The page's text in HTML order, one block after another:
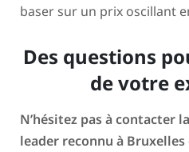
baser sur un prix oscillant
Des questions
de votre
N’hésitez pas à contacter
leader reconnu à